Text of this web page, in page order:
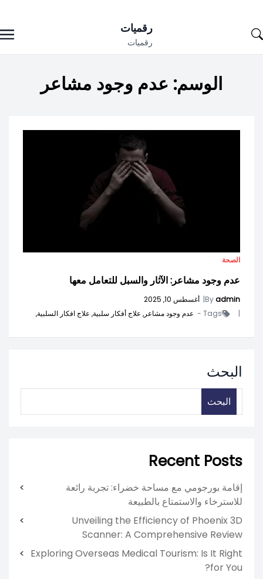
to
رقميات
رقميات
الوسم: عدم وجود مشاعر
الصحة
عدم وجود مشاعر: الآثار والسبل للتعامل معها
Byadmin
| أغسطس 10, 2025
|
Tags - عدم وجود مشاعر, علاج أفكار سلبية, علاج افكار السلبية,
البحث
البحث
Recent Posts
إقامة بورجومي مع مساحة خضراء: تجربة رائعة
للاسترخاء والاستمتاع بالطبيعة
Unveiling the Efficiency of Phoenix 3D
Scanner: A Comprehensive Review
Exploring Overseas Medical Tourism: Is It Right
for You?